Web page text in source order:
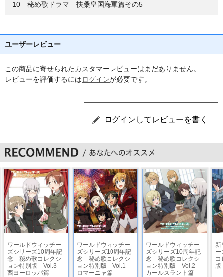
10 秘め歌ドラマ 扶桑皇国海軍篇その5
ユーザーレビュー
この商品に寄せられたカスタマーレビューはまだありません。
レビューを評価するにはログインが必要です。
ワールドウィッチー
ズシリーズ10周年記
念 秘め歌コレクシ
ョン特別版 Vol.3
西ヨーロッパ篇
ワールドウィッチー
ズシリーズ10周年記
念 秘め歌コレクシ
ョン特別版 Vol.1
ロマーニャ篇
ワールドウィッチー
ズシリーズ10周年記
念 秘め歌コレクシ
ョン特別版 Vol.2
カールスラント篇
新
ー
コ